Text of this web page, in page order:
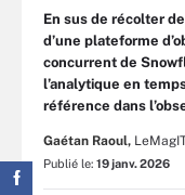
En sus de récolter
d’une plateforme
concurrent de
l’analytique en
référence dans
Gaétan Raoul,
Publié le: 19 janv. 2026